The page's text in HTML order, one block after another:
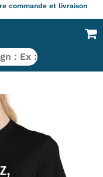
commande et livraison